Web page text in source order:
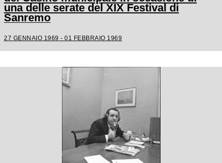
una delle serate del XIX Festival di
Sanremo
27 GENNAIO 1969 - 01 FEBBRAIO 1969